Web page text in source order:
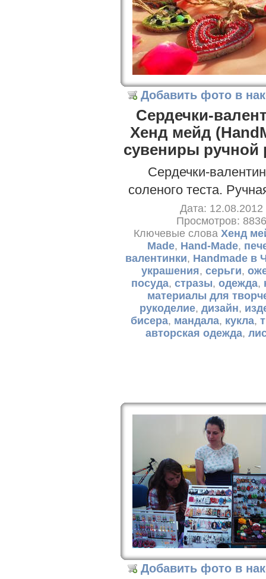
Добавить фото в
Сердечки-
Хенд мейд
сувениры ручной
Сердечки-
соленого теста.
Дата: 12.08.2012
Просмотров: 8836
Ключевые слова Хенд
Made, Hand-Made,
валентинки, Handmade в
украшения, серьги,
посуда, стразы, одежда,
материалы для
рукоделие, дизайн,
бисера, мандала, кукла,
авторская одежда,
Добавить фото в